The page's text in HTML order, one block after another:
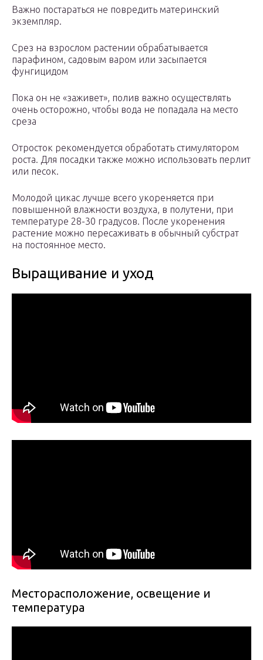
Важно постараться не повредить материнский
экземпляр.
Срез на взрослом растении обрабатывается
парафином, садовым варом или засыпается
фунгицидом
Пока он не «заживет», полив важно осуществлять
очень осторожно, чтобы вода не попадала на место
среза
Отросток рекомендуется обработать стимулятором
роста. Для посадки также можно использовать перлит
или песок.
Молодой цикас лучше всего укореняется при
повышенной влажности воздуха, в полутени, при
температуре 28-30 градусов. После укоренения
растение можно пересаживать в обычный субстрат
на постоянное место.
Выращивание и уход
Месторасположение, освещение и
температура